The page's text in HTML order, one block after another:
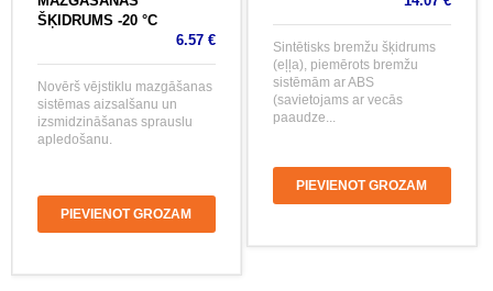
ŠĶIDRUMS -20 °C
6.57 €
Novērš vējstiklu mazgāšanas
sistēmas aizsalšanu un
izsmidzināšanas sprauslu
apledošanu.
PIEVIENOT GROZAM
Sintētisks bremžu šķidrums
(eļļa), piemērots bremžu
sistēmām ar ABS
(savietojams ar vecās
paaudze...
PIEVIENOT GROZAM